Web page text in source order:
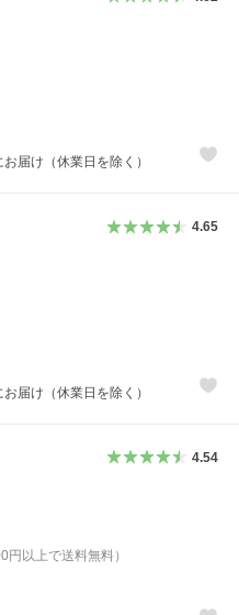
届け（休業日を除く）
4.65
届け（休業日を除く）
4.54
円以上で送料無料）